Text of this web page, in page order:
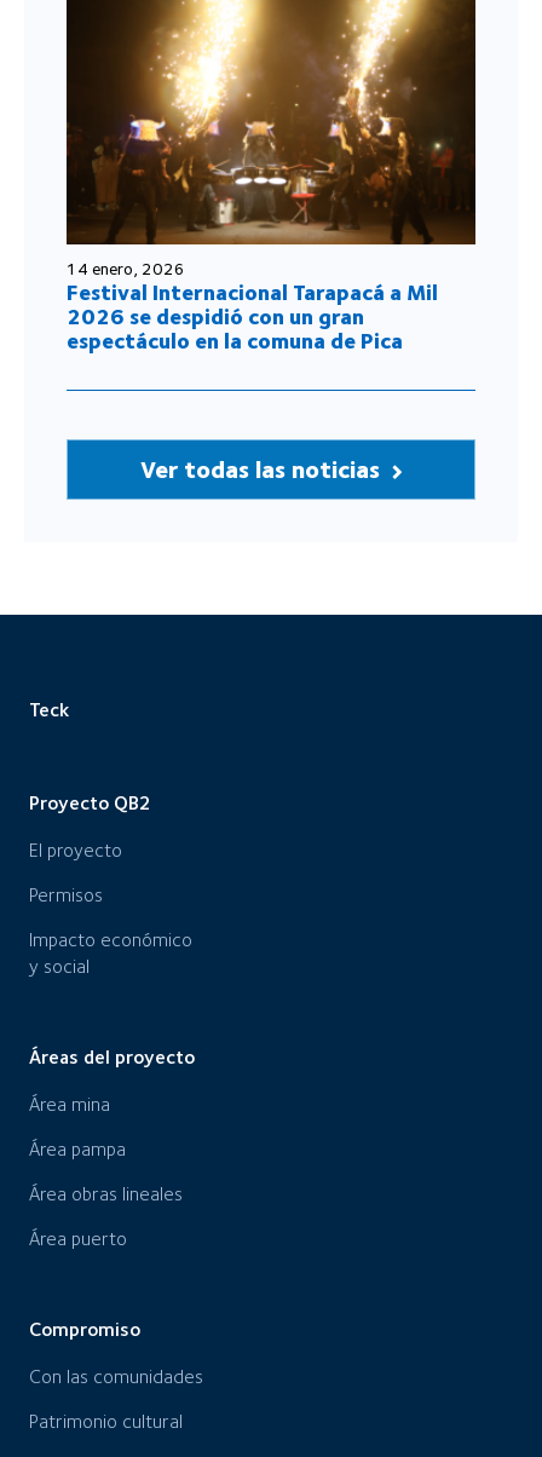
14 enero, 2026
Festival Internacional Tarapacá a Mil
2026 se despidió con un gran
espectáculo en la comuna de Pica
Ver todas las noticias
Teck
Proyecto QB2
El proyecto
Permisos
Impacto económico
y social
Áreas del proyecto
Área mina
Área pampa
Área obras lineales
Área puerto
Compromiso
Con las comunidades
Patrimonio cultural